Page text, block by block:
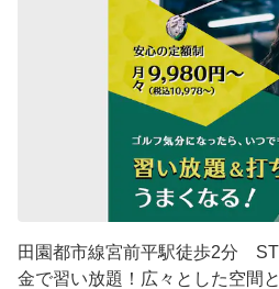
田園都市線宮前平駅徒歩2分
金で習い放題！広々とした空間